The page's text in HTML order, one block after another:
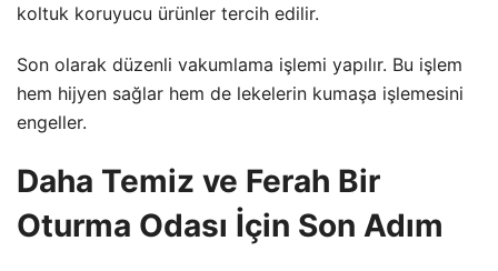
koltuk koruyucu ürünler tercih edilir.
Son olarak düzenli vakumlama işlemi yapılır. Bu işlem
hem hijyen sağlar hem de lekelerin kumaşa işlemesini
engeller.
Daha Temiz ve Ferah Bir
Oturma Odası İçin Son Adım